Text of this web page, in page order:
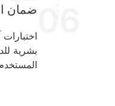
06 ضمان
بشرية